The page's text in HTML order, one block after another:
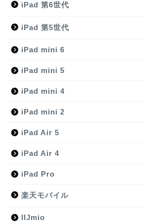
iPad 第6世代
iPad 第5世代
iPad mini 6
iPad mini 5
iPad mini 4
iPad mini 2
iPad Air 5
iPad Air 4
iPad Pro
楽天モバイル
IIJmio